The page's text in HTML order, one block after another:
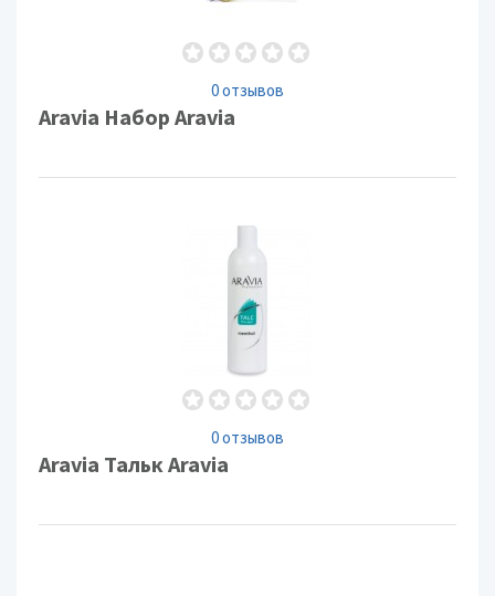
0 отзывов
Aravia Набор Aravia
0 отзывов
Aravia Тальк Aravia